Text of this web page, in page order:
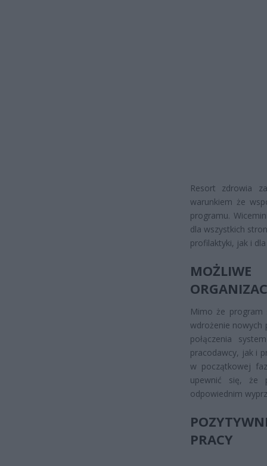
Resort zdrowia
warunkiem że
programu.
dla wszystkich
profilaktyki, jak i
Mimo że program
wdrożenie nowych
połączenia
pracodawcy, jak i
w początkowej
upewnić się, że
odpowiednim
PRACY